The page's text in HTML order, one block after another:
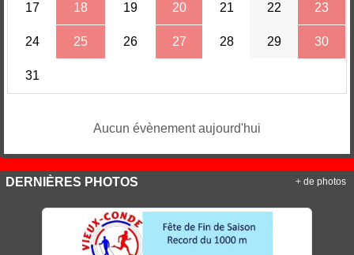
17 18 19 20 21 22 23
24 25 26 27 28 29 30
31
Aucun évènement aujourd'hui
DERNIÈRES PHOTOS + de photos